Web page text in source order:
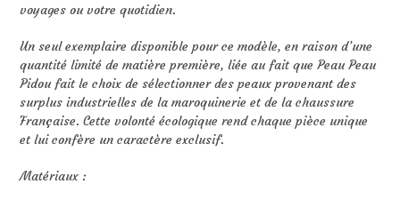
voyages ou votre quotidien.
Un seul exemplaire disponible pour ce modèle, en raison d’une
quantité limité de matière première, liée au fait que Peau Peau
Pidou fait le choix de sélectionner des peaux provenant des
surplus industrielles de la maroquinerie et de la chaussure
Française. Cette volonté écologique rend chaque pièce unique
et lui confère un caractère exclusif.
Matériaux :